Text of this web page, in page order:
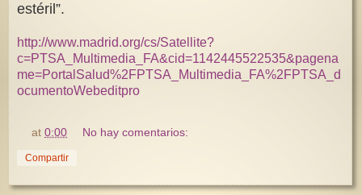
estéril”.
http://www.madrid.org/cs/Satellite?
c=PTSA_Multimedia_FA&cid=1142445522535&pagena
me=PortalSalud%2FPTSA_Multimedia_FA%2FPTSA_d
ocumentoWebeditpro
at0:00 No hay comentarios:
Compartir